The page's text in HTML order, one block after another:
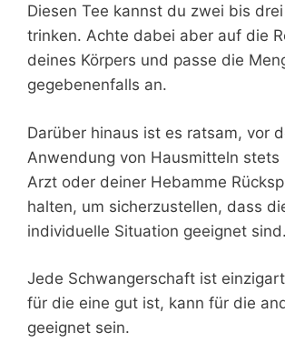
Diesen Tee kannst du zwei bis
trinken. Achte dabei aber auf die
deines Körpers und passe die
gegebenenfalls an.
Darüber hinaus ist es ratsam, vor
Anwendung von Hausmitteln stets
Arzt oder deiner Hebamme
halten, um sicherzustellen, dass
individuelle Situation geeignet sind.
Jede Schwangerschaft ist
für die eine gut ist, kann für die
geeignet sein.